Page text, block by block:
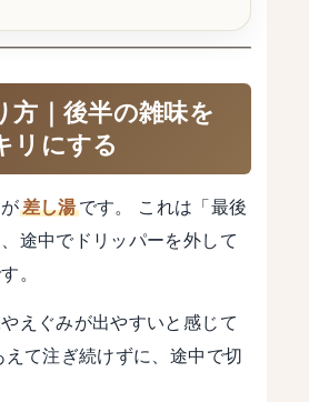
方｜後半の雑味を
リにする
差し湯です。 これは「最後
途中でドリッパーを外して
。
えぐみが出やすいと感じて
て注ぎ続けずに、途中で切